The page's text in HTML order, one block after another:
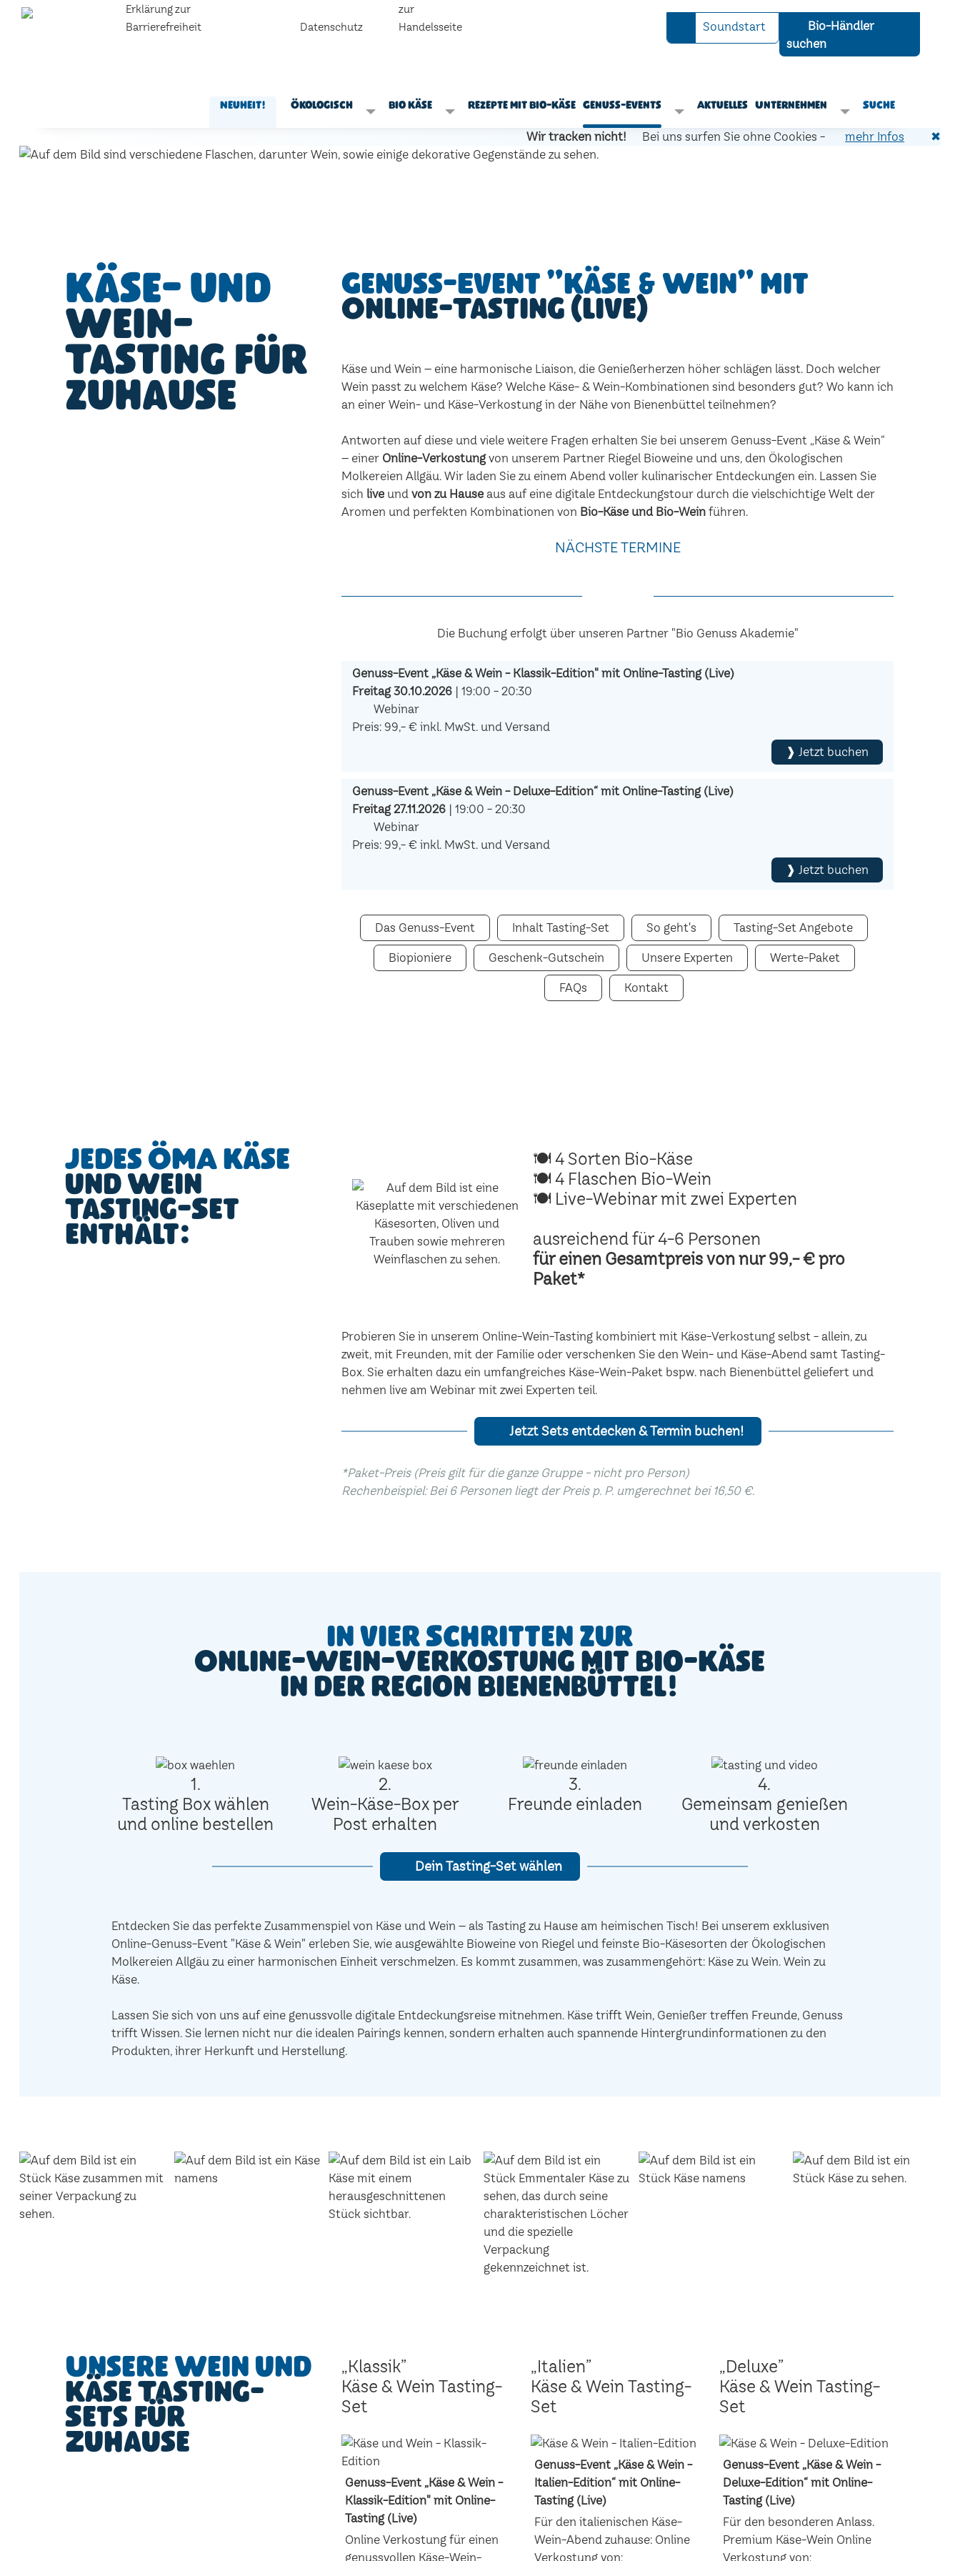
Erklärung zur
Barrierefreiheit
Datenschutz
zur
Handelsseite
Soundstart
Bio-Händler
suchen
Neuheit! Ökologisch Bio Käse Rezepte mit Bio-Käse Genuss-Events Aktuelles Unternehmen Suche
Wir tracken nicht! Bei uns surfen Sie ohne Cookies - mehr Infos ✖
Käse- und
Wein-
Tasting für
zuhause
Genuss-Event "Käse & Wein" mit
Online-Tasting (live)
Käse und Wein – eine harmonische Liaison, die Genießerherzen höher schlägen lässt. Doch welcher
Wein passt zu welchem Käse? Welche Käse- & Wein-Kombinationen sind besonders gut? Wo kann ich
an einer Wein- und Käse-Verkostung in der Nähe von Bienenbüttel teilnehmen?
Antworten auf diese und viele weitere Fragen erhalten Sie bei unserem Genuss-Event „Käse & Wein“
– einer Online-Verkostungvon unserem Partner Riegel Bioweine und uns, den Ökologischen
Molkereien Allgäu. Wir laden Sie zu einem Abend voller kulinarischer Entdeckungen ein. Lassen Sie
sich live undvon zu Hause aus auf eine digitale Entdeckungstour durch die vielschichtige Welt der
Aromen und perfekten Kombinationen von Bio-Käse und Bio-Wein führen.
NÄCHSTE TERMINE
Die Buchung erfolgt über unseren Partner "Bio Genuss Akademie"
Genuss-Event „Käse & Wein - Klassik-Edition" mit Online-Tasting (Live)
Freitag 30.10.2026 | 19:00 - 20:30
Webinar
Preis: 99,- € inkl. MwSt. und Versand
❱ Jetzt buchen
Genuss-Event „Käse & Wein - Deluxe-Edition“ mit Online-Tasting (Live)
Freitag 27.11.2026 | 19:00 - 20:30
Webinar
Preis: 99,- € inkl. MwSt. und Versand
❱ Jetzt buchen
Das Genuss-Event Inhalt Tasting-Set So geht's Tasting-Set Angebote
Biopioniere Geschenk-Gutschein Unsere Experten Werte-Paket
FAQs Kontakt
Jedes ÖMA Käse
und Wein
Tasting-Set
enthält:
🍽 4 Sorten Bio-Käse
🍽 4 Flaschen Bio-Wein
🍽 Live-Webinar mit zwei Experten
ausreichend für 4-6 Personen
für einen Gesamtpreis von nur 99,- € pro
Paket*
Probieren Sie in unserem Online-Wein-Tasting kombiniert mit Käse-Verkostung selbst - allein, zu
zweit, mit Freunden, mit der Familie oder verschenken Sie den Wein- und Käse-Abend samt Tasting-
Box. Sie erhalten dazu ein umfangreiches Käse-Wein-Paket bspw. nach Bienenbüttel geliefert und
nehmen live am Webinar mit zwei Experten teil.
Jetzt Sets entdecken & Termin buchen!
*Paket-Preis (Preis gilt für die ganze Gruppe - nicht pro Person)
Rechenbeispiel: Bei 6 Personen liegt der Preis p. P. umgerechnet bei 16,50 €.
In vier Schritten zur
Online-Wein-Verkostung mit Bio-Käse
in der Region Bienenbüttel!
1.
Tasting Box wählen
und online bestellen
2.
Wein-Käse-Box per
Post erhalten
3.
Freunde einladen
4.
Gemeinsam genießen
und verkosten
Dein Tasting-Set wählen
Entdecken Sie das perfekte Zusammenspiel von Käse und Wein – als Tasting zu Hause am heimischen Tisch! Bei unserem exklusiven
Online-Genuss-Event "Käse & Wein" erleben Sie, wie ausgewählte Bioweine von Riegel und feinste Bio-Käsesorten der Ökologischen
Molkereien Allgäu zu einer harmonischen Einheit verschmelzen. Es kommt zusammen, was zusammengehört: Käse zu Wein. Wein zu
Käse.
Lassen Sie sich von uns auf eine genussvolle digitale Entdeckungsreise mitnehmen. Käse trifft Wein, Genießer treffen Freunde, Genuss
trifft Wissen. Sie lernen nicht nur die idealen Pairings kennen, sondern erhalten auch spannende Hintergrundinformationen zu den
Produkten, ihrer Herkunft und Herstellung.
Unsere Wein und
Käse Tasting-
Sets für
Zuhause
„Klassik”
Käse & Wein Tasting-
Set
Genuss-Event „Käse & Wein -
Klassik-Edition" mit Online-
Tasting (Live)
Online Verkostung für einen
genussvollen Käse-Wein-
„Italien”
Käse & Wein Tasting-
Set
Genuss-Event „Käse & Wein -
Italien-Edition“ mit Online-
Tasting (Live)
Für den italienischen Käse-
Wein-Abend zuhause: Online
Verkostung von:
„Deluxe”
Käse & Wein Tasting-
Set
Genuss-Event „Käse & Wein -
Deluxe-Edition“ mit Online-
Tasting (Live)
Für den besonderen Anlass.
Premium Käse-Wein Online
Verkostung von: